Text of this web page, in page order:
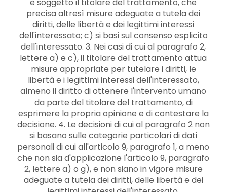
è soggetto il titolare del trattamento, che
precisa altresì misure adeguate a tutela dei
diritti, delle libertà e dei legittimi interessi
dell'interessato; c) si basi sul consenso esplicito
dell'interessato. 3. Nei casi di cui al paragrafo 2,
lettere a) e c), il titolare del trattamento attua
misure appropriate per tutelare i diritti, le
libertà e i legittimi interessi dell'interessato,
almeno il diritto di ottenere l'intervento umano
da parte del titolare del trattamento, di
esprimere la propria opinione e di contestare la
decisione. 4. Le decisioni di cui al paragrafo 2 non
si basano sulle categorie particolari di dati
personali di cui all'articolo 9, paragrafo 1, a meno
che non sia d'applicazione l'articolo 9, paragrafo
2, lettere a) o g), e non siano in vigore misure
adeguate a tutela dei diritti, delle libertà e dei